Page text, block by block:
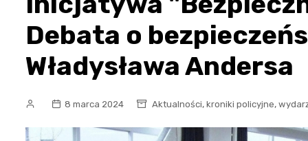
Blog
Debata o
Władysława Andersa
8 marca 2024 Aktualności, kroniki policyjne,